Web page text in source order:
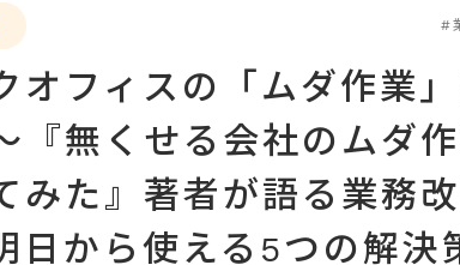
#
オフィスの「ムダ作業
『無くせる会社のムダ
みた』著者が語る業務
日から使える5つの解決